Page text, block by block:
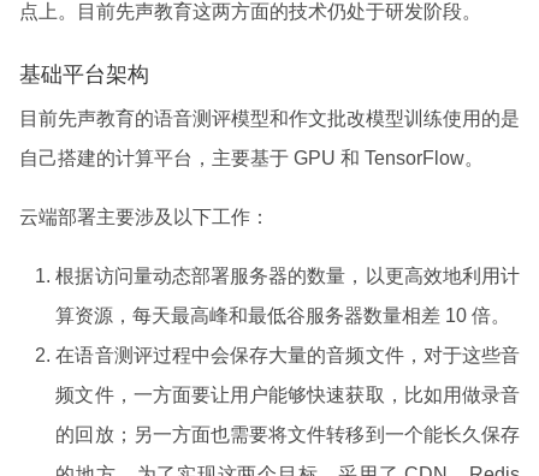
点上。目前先声教育这两方面的技术仍处于研发阶段。
基础平台架构
目前先声教育的语音测评模型和作文批改模型训练使用的是
自己搭建的计算平台，主要基于 GPU 和 TensorFlow。
云端部署主要涉及以下工作：
根据访问量动态部署服务器的数量，以更高效地利用计
算资源，每天最高峰和最低谷服务器数量相差 10 倍。
在语音测评过程中会保存大量的音频文件，对于这些音
频文件，一方面要让用户能够快速获取，比如用做录音
的回放；另一方面也需要将文件转移到一个能长久保存